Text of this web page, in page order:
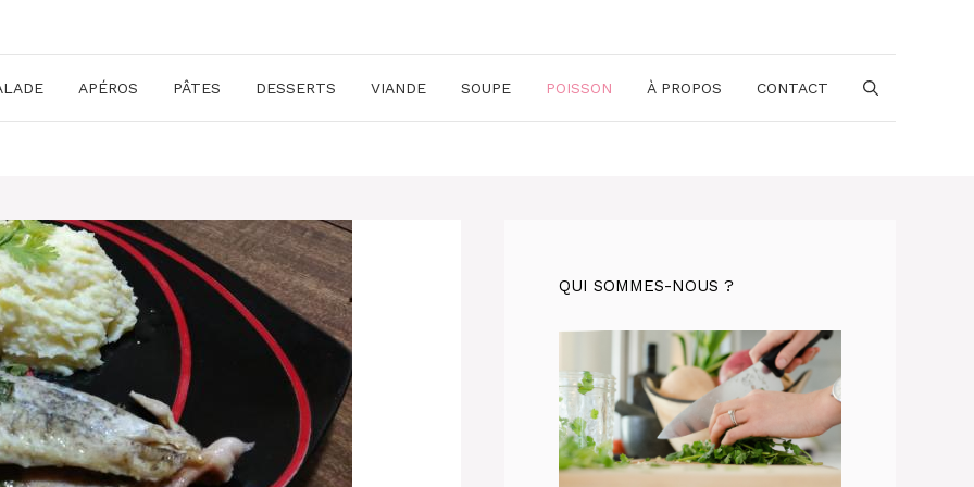
APÉROS PÂTES DESSERTS VIANDE SOUPE POISSON À PROPOS CONTACT
QUI SOMMES-NOUS ?